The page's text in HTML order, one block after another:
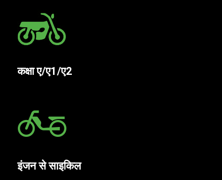
कक्षा ए/ए1/ए2
इंजन से साइकिल